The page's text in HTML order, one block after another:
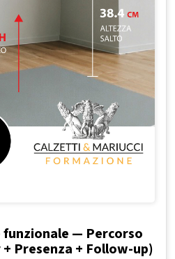
— Percorso
Presenza + Follow-up)